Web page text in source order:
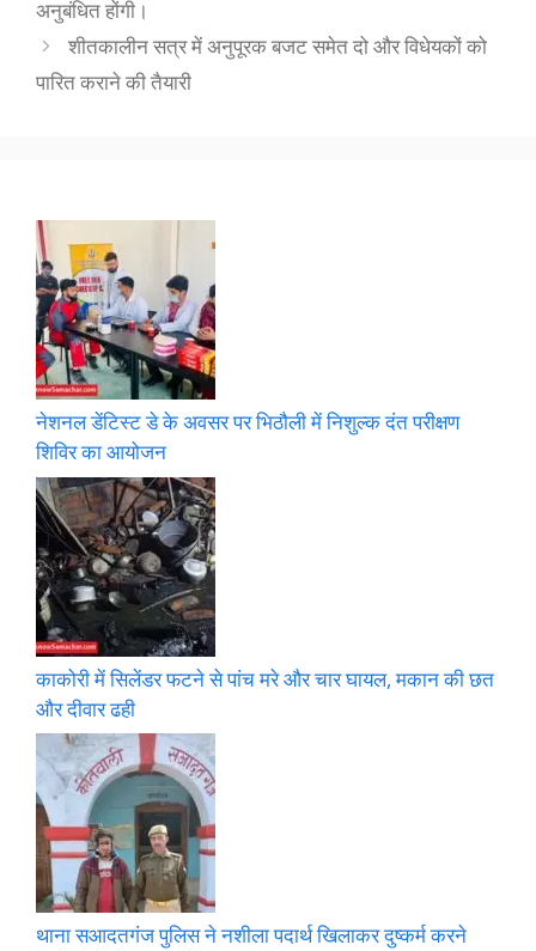
अनुबंधित होंगी।
शीतकालीन सत्र में अनुपूरक बजट समेत दो और विधेयकों को
पारित कराने की तैयारी
नेशनल डेंटिस्ट डे के अवसर पर भिठौली में निशुल्क दंत परीक्षण
शिविर का आयोजन
काकोरी में सिलेंडर फटने से पांच मरे और चार घायल, मकान की छत
और दीवार ढही
थाना सआदतगंज पुलिस ने नशीला पदार्थ खिलाकर दुष्कर्म करने